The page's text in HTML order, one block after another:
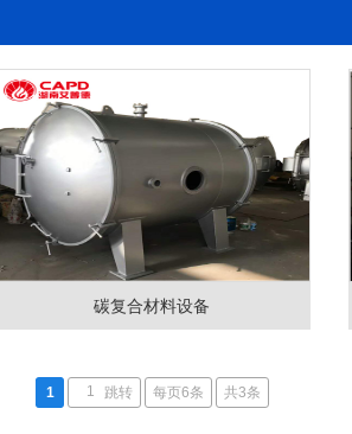
碳复合材料设备
1 跳转 每页6条 共3条